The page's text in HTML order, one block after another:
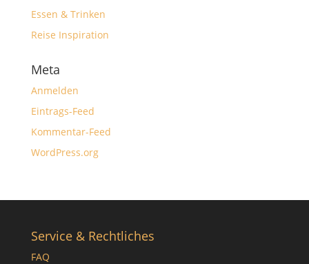
Essen & Trinken
Reise Inspiration
Meta
Anmelden
Eintrags-Feed
Kommentar-Feed
WordPress.org
Service & Rechtliches
FAQ